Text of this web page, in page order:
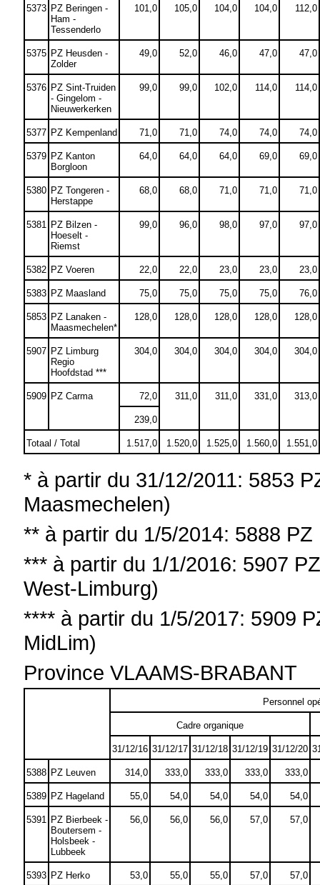
5373 PZ Beringen -
Ham -
Tessenderlo
101,0 105,0 104,0 104,0 112,0
5375 PZ Heusden -
Zolder
49,0 52,0 46,0 47,0 47,0
5376 PZ Sint-Truiden
- Gingelom -
Nieuwerkerken
99,0 99,0 102,0 114,0 114,0
5377 PZ Kempenland 71,0 71,0 74,0 74,0 74,0
5379 PZ Kanton
Borgloon
64,0 64,0 64,0 69,0 69,0
5380 PZ Tongeren -
Herstappe
68,0 68,0 71,0 71,0 71,0
5381 PZ Bilzen -
Hoeselt -
Riemst
99,0 96,0 98,0 97,0 97,0
5382 PZ Voeren 22,0 22,0 23,0 23,0 23,0
5383 PZ Maasland 75,0 75,0 75,0 75,0 76,0
5853 PZ Lanaken -
Maasmechelen*
128,0 128,0 128,0 128,0 128,0
5907 PZ Limburg
Regio
Hoofdstad ***
304,0 304,0 304,0 304,0 304,0
5909 PZ Carma 72,0 311,0 311,0 331,0 313,0
239,0
Totaal / Total 1.517,0 1.520,0 1.525,0 1.560,0 1.551,0
* à partir du 31/12/2011: 5853
Maasmechelen)
** à partir du 1/5/2014: 5888
*** à partir du 1/1/2016: 5907
West-Limburg)
**** à partir du 1/5/2017: 5909
MidLim)
Province VLAAMS-BRABANT
Personnel
Cadre organique
31/12/16 31/12/17 31/12/18 31/12/19 31/12/20
5388 PZ Leuven 314,0 333,0 333,0 333,0 333,0
5389 PZ Hageland 55,0 54,0 54,0 54,0 54,0
5391 PZ Bierbeek -
Boutersem -
Holsbeek -
Lubbeek
56,0 56,0 56,0 57,0 57,0
5393 PZ Herko 53,0 55,0 55,0 57,0 57,0